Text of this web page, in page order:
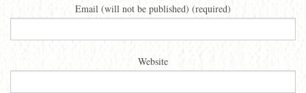
Email (will not be published) (required)
Website